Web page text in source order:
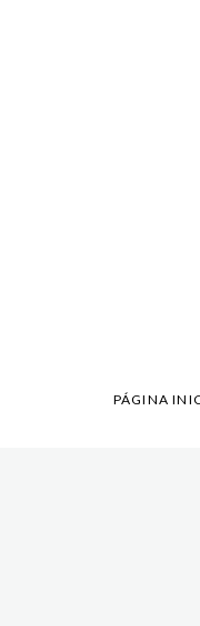
PÁGINA